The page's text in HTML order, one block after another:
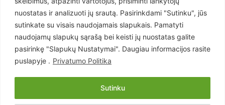
nuostatas ir analizuoti jų srautą. Pasirinkdami "Sutinku", jūs
sutinkate su visais naudojamais slapukais. Pamatyti
naudojamų slapukų sąrašą bei keisti jų nuostatas galite
pasirinkę "Slapukų Nustatymai". Daugiau informacijos rasite
puslapyje . Privatumo Politika
Sutinku
Lietuva
619
Pasaulis
Статьи на русском
Articles in english